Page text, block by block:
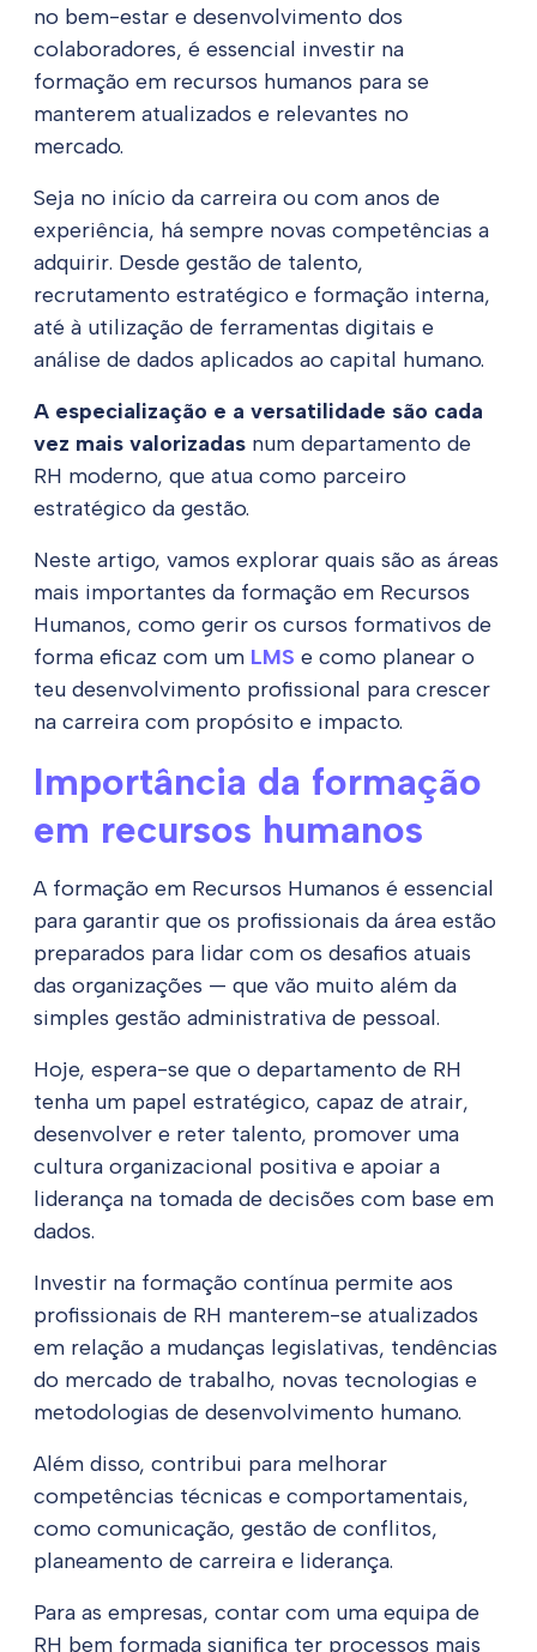
no bem-estar e desenvolvimento dos
colaboradores, é essencial investir na
formação em recursos humanos para se
manterem atualizados e relevantes no
mercado.
Seja no início da carreira ou com anos de
experiência, há sempre novas competências a
adquirir. Desde gestão de talento,
recrutamento estratégico e formação interna,
até à utilização de ferramentas digitais e
análise de dados aplicados ao capital humano.
A especialização e a versatilidade são cada
vez mais valorizadas num departamento de
RH moderno, que atua como parceiro
estratégico da gestão.
Neste artigo, vamos explorar quais são as áreas
mais importantes da formação em Recursos
Humanos, como gerir os cursos formativos de
forma eficaz com um LMS e como planear o
teu desenvolvimento profissional para crescer
na carreira com propósito e impacto.
Importância da formação
em recursos humanos
A formação em Recursos Humanos é essencial
para garantir que os profissionais da área estão
preparados para lidar com os desafios atuais
das organizações — que vão muito além da
simples gestão administrativa de pessoal.
Hoje, espera-se que o departamento de RH
tenha um papel estratégico, capaz de atrair,
desenvolver e reter talento, promover uma
cultura organizacional positiva e apoiar a
liderança na tomada de decisões com base em
dados.
Investir na formação contínua permite aos
profissionais de RH manterem-se atualizados
em relação a mudanças legislativas, tendências
do mercado de trabalho, novas tecnologias e
metodologias de desenvolvimento humano.
Além disso, contribui para melhorar
competências técnicas e comportamentais,
como comunicação, gestão de conflitos,
planeamento de carreira e liderança.
Para as empresas, contar com uma equipa de
RH bem formada significa ter processos mais